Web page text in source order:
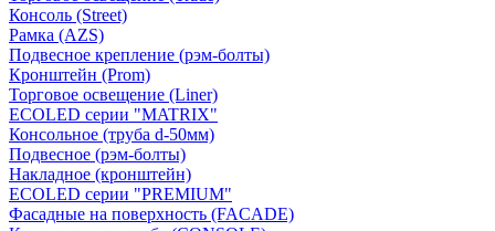
Консоль (Street)
Рамка (AZS)
Подвесное крепление (рэм-болты)
Кронштейн (Prom)
Торговое освещение (Liner)
ECOLED серии "MATRIX"
Консольное (труба d-50мм)
Подвесное (рэм-болты)
Накладное (кронштейн)
ECOLED серии "PREMIUM"
Фасадные на поверхность (FACADE)